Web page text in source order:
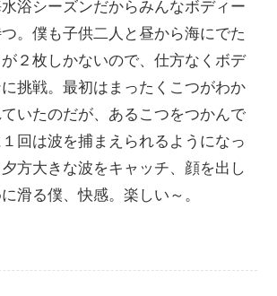
浴シーズンだからみんなボディー
。僕も子供二人と昼から海にでた
２枚しかないので、仕方なくボデ
挑戦。最初はまったくこつがわか
いたのだが、あるこつをつかんで
回は波を捕まえられるようになっ
方大きな波をキャッチ、顔を出し
滑る僕、快感。楽しい～。